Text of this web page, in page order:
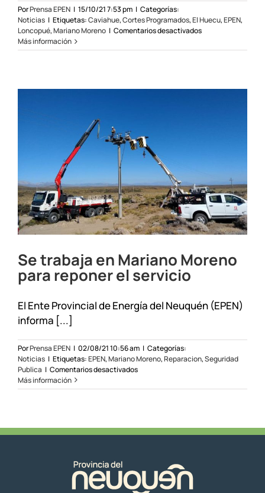
PorPrensa EPEN | 15/10/21 7:53 pm | Categorías:
Noticias | Etiquetas:Caviahue,Cortes Programados,El Huecu,EPEN,
Loncopué,Mariano Moreno | Comentarios desactivadosen
programados
Más información
Se trabaja en Mariano Moreno
para reponer el servicio
El Ente Provincial de Energía del Neuquén (EPEN)
informa [...]
PorPrensa EPEN | 02/08/21 10:56 am | Categorías:
Noticias | Etiquetas:EPEN,Mariano Moreno,Reparacion,Seguridad
Publica | Comentarios desactivadosen
trabaja
para
Más información